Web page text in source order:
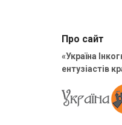
Про сайт
«Україна
ентузіастів